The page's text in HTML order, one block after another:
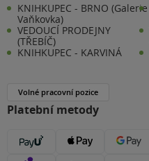
KNIHKUPEC - BRNO (Galerie
Vaňkovka)
VEDOUCÍ PRODEJNY
(TŘEBÍČ)
KNIHKUPEC - KARVINÁ
Volné pracovní pozice
Platební metody